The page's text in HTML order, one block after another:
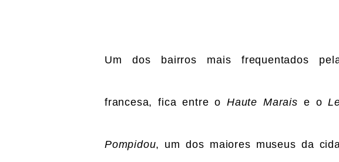
Um dos bairros mais frequentados
francesa, fica entre oHaute Marais e o
Pompidou, um dos maiores museus da